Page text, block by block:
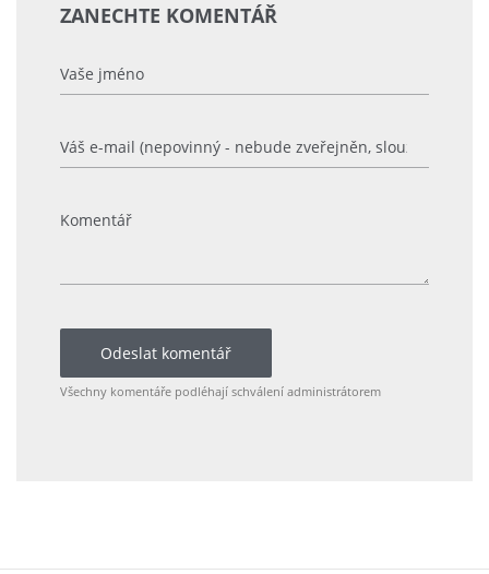
ZANECHTE KOMENTÁŘ
Odeslat komentář
Všechny komentáře podléhají schválení administrátorem